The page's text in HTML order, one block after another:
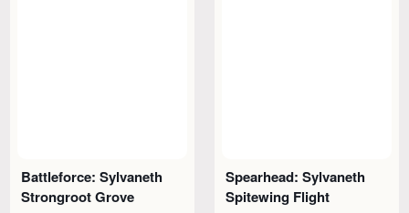
Battleforce: Sylvaneth
Strongroot Grove
Spearhead: Sylvaneth
Spitewing Flight